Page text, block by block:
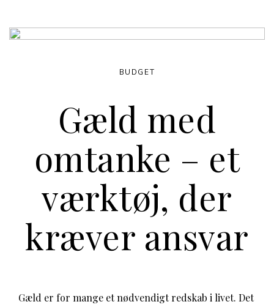
Gæld med
omtanke – et
værktøj, der
kræver ansvar
BUDGET
Gæld er for mange et nødvendigt redskab i livet. Det